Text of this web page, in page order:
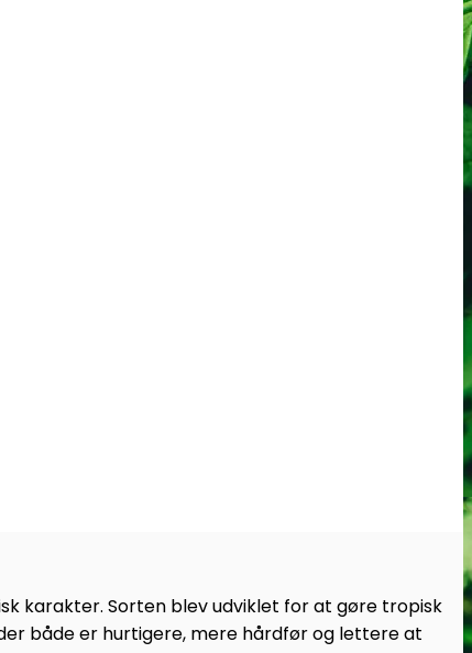
karakter. Sorten blev udviklet for at gøre tropisk
både er hurtigere, mere hårdfør og lettere at